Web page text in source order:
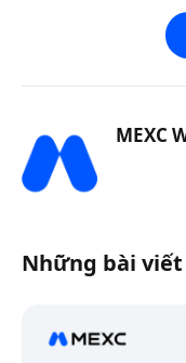
MEXC
Những bài